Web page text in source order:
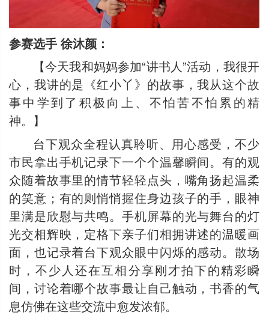
参赛选手 徐沐颜：
【今天我和妈妈参加“讲书人”活动，我很开
心，我讲的是《红小丫》的故事，我从这个故
事中学到了积极向上、不怕苦不怕累的精
神。】
台下观众全程认真聆听、用心感受，不少
市民拿出手机记录下一个个温馨瞬间。有的观
众随着故事里的情节轻轻点头，嘴角扬起温柔
的笑意；有的则悄悄握住身边孩子的手，眼神
里满是欣慰与共鸣。手机屏幕的光与舞台的灯
光交相辉映，定格下亲子们相拥讲述的温暖画
面，也记录着台下观众眼中闪烁的感动。散场
时，不少人还在互相分享刚才拍下的精彩瞬
间，讨论着哪个故事最让自己触动，书香的气
息仿佛在这些交流中愈发浓郁。